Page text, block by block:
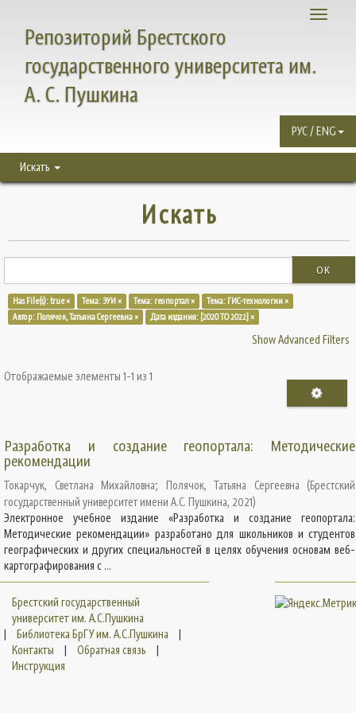
Toggle
Репозиторий Брестского
государственного университета им.
А. С. Пушкина
РУС / ENG
Искать
Искать
OK
Has File(s): true × Тема: ЭУИ × Тема: геопортал ×
Тема: ГИС-технологии ×
Автор: Полячок, Татьяна Сергеевна ×
Дата издания: [2020 TO 2022] ×
Show Advanced Filters
Отображаемые элементы 1-1 из 1
Разработка и создание геопортала: Методические
рекомендации
Токарчук, Светлана Михайловна; Полячок, Татьяна Сергеевна (Брестский
государственный университет имени А.С. Пушкина, 2021)
Электронное учебное издание «Разработка и создание геопортала:
Методические рекомендации» разработано для школьников и студентов
географических и других специальностей в целях обучения основам веб-
картографирования с ...
Брестский государственный
университет им. А.С.Пушкина
|
Библиотека БрГУ им. А.С.Пушкина
|
Контакты
| Обратная связь
|
Инструкция